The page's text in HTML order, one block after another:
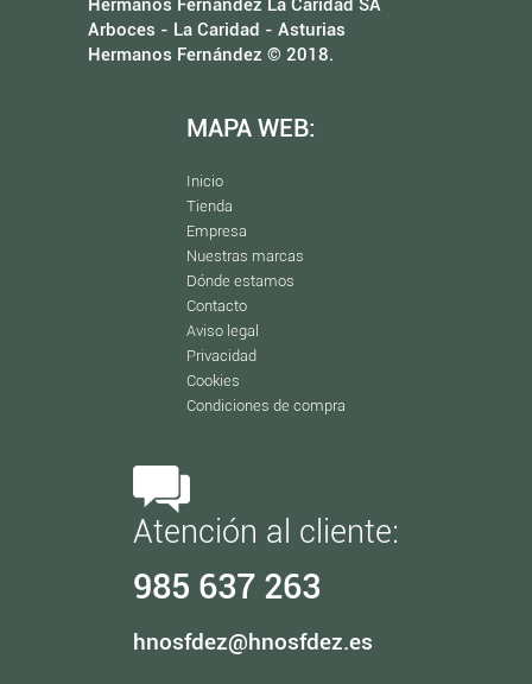
Hermanos Fernández La Caridad SA
Arboces - La Caridad - Asturias
Hermanos Fernández © 2018.
MAPA WEB:
Inicio
Tienda
Empresa
Nuestras marcas
Dónde estamos
Contacto
Aviso legal
Privacidad
Cookies
Condiciones de compra
Atención al cliente:
985 637 263
hnosfdez@hnosfdez.es